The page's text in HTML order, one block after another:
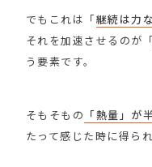
でもこれは「継続は力
それを加速させるのが
う要素です。
そもそもの 「熱量」が
たって感じた時に得ら